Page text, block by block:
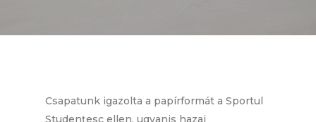
Csapatunk igazolta a papírformát a Sportul
Studențesc ellen, ugyanis hazai